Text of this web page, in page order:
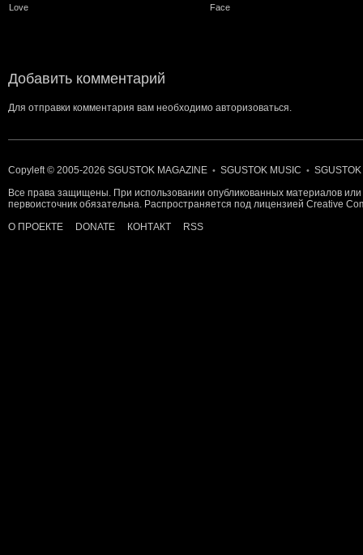
Love
Face
Добавить комментарий
Для отправки комментария вам необходимо авторизоваться.
Copyleft © 2005-2026 SGUSTOK MAGAZINE • SGUSTOK MUSIC •
Все права защищены. При использовании опубликованных материалов
первоисточник обязательна. Распространяется под лицензией Creative
О ПРОЕКТЕ
DONATE КОНТАКТ RSS